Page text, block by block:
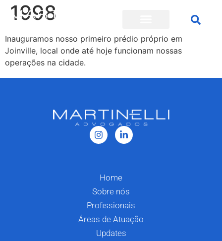
1998
Inauguramos nosso primeiro prédio próprio em
Joinville, local onde até hoje funcionam nossas
operações na cidade.
Home
Sobre nós
Profissionais
Áreas de Atuação
Updates